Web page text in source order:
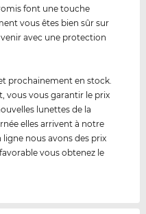
font une touche
vous êtes bien sûr sur
avec une protection
prochainement en stock.
vous vous garantir le prix
lunettes de la
elles arrivent à notre
nous avons des prix
vous obtenez le